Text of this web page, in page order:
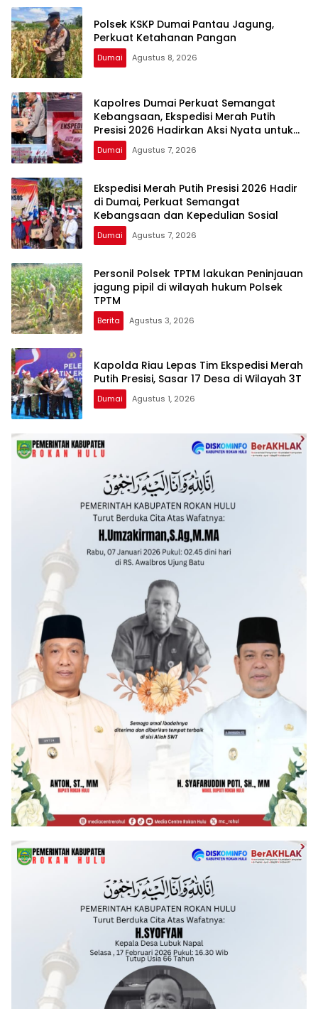
Polsek KSKP Dumai Pantau Jagung,
Perkuat Ketahanan Pangan
Dumai Agustus 8, 2026
Kapolres Dumai Perkuat Semangat
Kebangsaan, Ekspedisi Merah Putih
Presisi 2026 Hadirkan Aksi Nyata untuk
Rakyat
Dumai Agustus 7, 2026
Ekspedisi Merah Putih Presisi 2026 Hadir
di Dumai, Perkuat Semangat
Kebangsaan dan Kepedulian Sosial
Dumai Agustus 7, 2026
Personil Polsek TPTM lakukan Peninjauan
jagung pipil di wilayah hukum Polsek
TPTM
Berita Agustus 3, 2026
Kapolda Riau Lepas Tim Ekspedisi Merah
Putih Presisi, Sasar 17 Desa di Wilayah 3T
Dumai Agustus 1, 2026